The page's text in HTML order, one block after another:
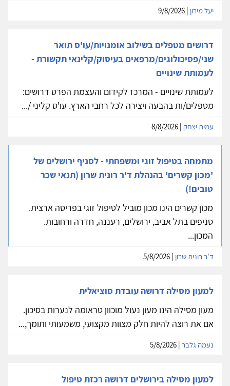
יעל מירון
דרושים מטפלים בשילוב אומנויות/עו'ס תואר
שני/פסיכולוגים/מרפאים בעיסוק/קלינאי תקשורת -
לעמותת שינויים
לעמותת שינויים - המרכז לקידום והעצמת הפרט דרושים:
מטפלים/ות בהבעה ויצירה לכל רחבי הארץ. עו'ס קליני /...
עמית יצחק
מתמחה בטיפול זוגי ומשפחתי - לסניף ירושלים של
'מכון קשרים' בהנהלת ד'ר רונית שרון (תנאי שכר
טובים!)
מכון קשרים הינו מכון מוביל לטיפול זוגי בפריסה ארצית.
סניפים בתל אביב, ירושלים, רעננה, חדרה ורחובות.
המכון...
ד'ר רונית שרון
למעון מסילה דרושה עובדת סוציאלית
מעון מסילה הינו מעון נעול מוכוון טראומה לנערות בסיכון.
אם את רוצה להיות חלק מצוות מקצועי, משמעותי ותומך,...
נעמה גלבר
למעון מסילה בירושלים דרושה רכזת טיפול